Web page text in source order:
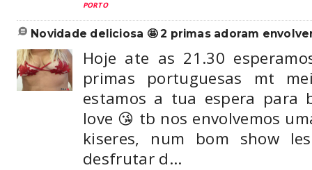
PORTO
novidade deliciosa 🤩 2 primas adoram
Hoje ate as 21.30
primas portuguesas mt
estamos a tua espera para
love 😘 tb nos envolvemos
kiseres, num bom show
desfrutar d...